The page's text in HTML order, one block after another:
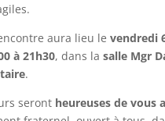
aura lieu le vendredi
à 21h30, dans la salle Mgr
.
seront heureuses de vous